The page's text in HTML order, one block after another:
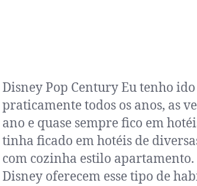
Disney Pop Century Eu tenho
praticamente todos os anos, as
ano e quase sempre fico em
tinha ficado em hotéis de
com cozinha estilo
Disney oferecem esse tipo de